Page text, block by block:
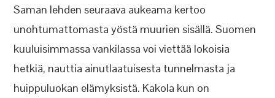
Saman lehden seuraava aukeama kertoo
unohtumattomasta yöstä muurien sisällä. Suomen
kuuluisimmassa vankilassa voi viettää lokoisia
hetkiä, nauttia ainutlaatuisesta tunnelmasta ja
huippuluokan elämyksistä. Kakola kun on